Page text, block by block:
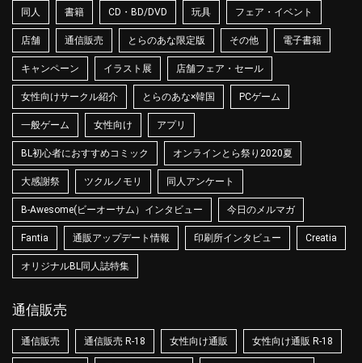
同人 書籍 CD・BD/DVD 玩具 フェア・イベント
店舗 通信販売 とらのあな限定版 その他 電子書籍
キャンペーン イラスト展 店舗フェア・セール
女性向けサークル紹介 とらのあな×韓国 PCゲーム
一般ゲーム 女性向け アプリ
BL初心者におすすめコミック オンラインとら祭り2020夏
大感謝祭 ツクルノモリ 同人アンケート
B-Awesome(ビーオーサム）インタビュー 今日のメルマガ
Fantia 通販アップデート情報 印刷所インタビュー Creatia
オリジナルBL同人誌特集
通信販売
通信販売 通信販売 R-18 女性向け通販 女性向け通販 R-18